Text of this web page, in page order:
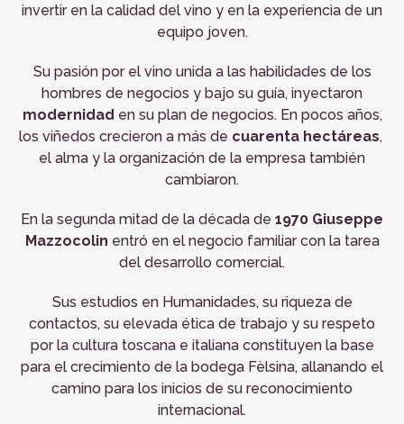
invertir en la calidad del vino y en la experiencia de un
equipo joven.
Su pasión por el vino unida a las habilidades de los
hombres de negocios y bajo su guía, inyectaron
modernidad en su plan de negocios. En pocos años,
los viñedos crecieron a más de cuarenta hectáreas,
el alma y la organización de la empresa también
cambiaron.
En la segunda mitad de la década de 1970 Giuseppe
Mazzocolin entró en el negocio familiar con la tarea
del desarrollo comercial.
Sus estudios en Humanidades, su riqueza de
contactos, su elevada ética de trabajo y su respeto
por la cultura toscana e italiana constituyen la base
para el crecimiento de la bodega Fèlsina, allanando el
camino para los inicios de su reconocimiento
internacional.